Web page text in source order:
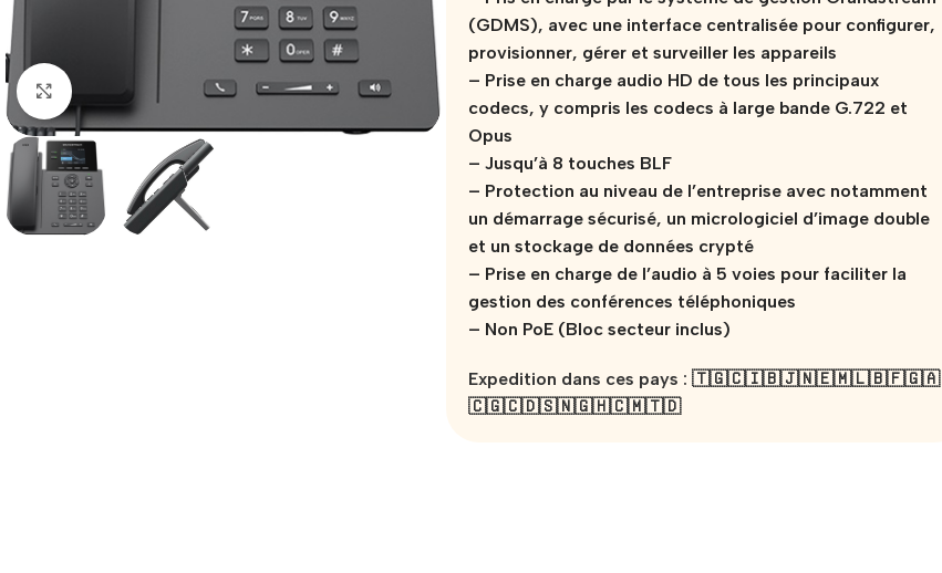
(GDMS), avec une interface centralisée pour configurer,
provisionner, gérer et surveiller les appareils
– Prise en charge audio HD de tous les principaux
codecs, y compris les codecs à large bande G.722 et
Opus
– Jusqu’à 8 touches BLF
– Protection au niveau de l’entreprise avec notamment
un démarrage sécurisé, un micrologiciel d’image double
et un stockage de données crypté
– Prise en charge de l’audio à 5 voies pour faciliter la
gestion des conférences téléphoniques
– Non PoE (Bloc secteur inclus)
Expedition dans ces pays : 🇹🇬🇨🇮🇧🇯🇳🇪🇲🇱🇧🇫🇬🇦
🇨🇬🇨🇩🇸🇳🇬🇭🇨🇲🇹🇩